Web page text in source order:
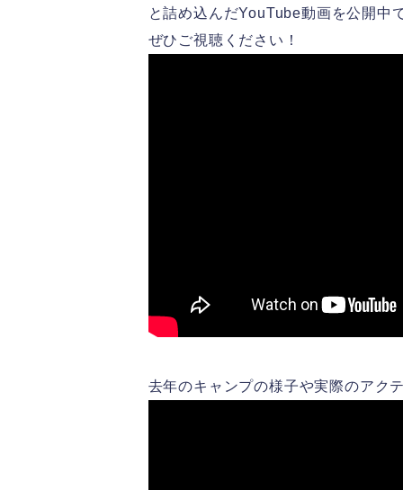
と詰め込んだYouTube動画を公開中
ぜひご視聴ください！
去年のキャンプの様子や実際のア